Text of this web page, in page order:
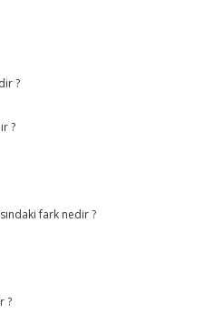
?
?
fark nedir ?
?